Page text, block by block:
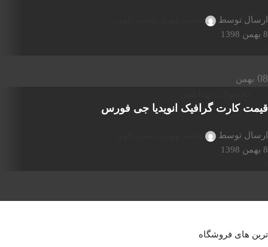
ارسال توسط
8 بهمن 1398
08 بهمن
قیمت کارت گرافیک انویدیا جی فورس
ارسال توسط
8 بهمن 1398
ترین های فروشگاه